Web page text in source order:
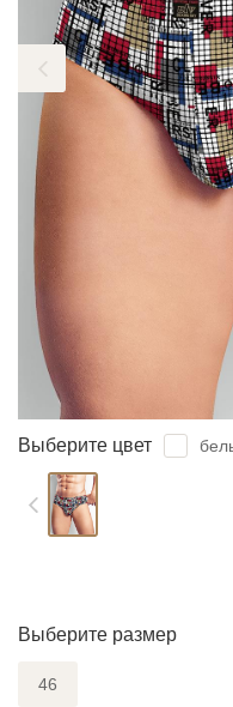
Выберите цвет
Выберите размер
46